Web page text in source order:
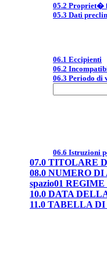
05.2 Propriet�
05.3 Dati
06.1 Eccipienti
06.2
06.3 Periodo di
06.6 Istruzioni
07.0 TITOLARE
08.0 NUMERO
spazio01
10.0 DATA
11.0 TABELLA